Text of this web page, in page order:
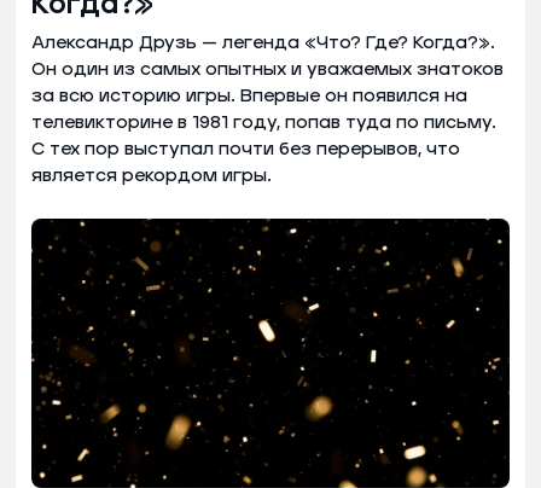
Александр Друзь — легенда «Что? Где? Когда?».
Он один из самых опытных и уважаемых знатоков
за всю историю игры. Впервые он появился на
телевикторине в 1981 году, попав туда по письму.
С тех пор выступал почти без перерывов, что
является рекордом игры.